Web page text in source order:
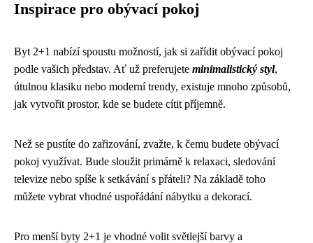
Inspirace pro obývací pokoj
Byt 2+1 nabízí spoustu možností, jak si zařídit obývací pokoj
podle vašich představ. Ať už preferujete minimalistický styl,
útulnou klasiku nebo moderní trendy, existuje mnoho způsobů,
jak vytvořit prostor, kde se budete cítit příjemně.
Než se pustíte do zařizování, zvažte, k čemu budete obývací
pokoj využívat. Bude sloužit primárně k relaxaci, sledování
televize nebo spíše k setkávání s přáteli? Na základě toho
můžete vybrat vhodné uspořádání nábytku a dekorací.
Pro menší byty 2+1 je vhodné volit světlejší barvy a